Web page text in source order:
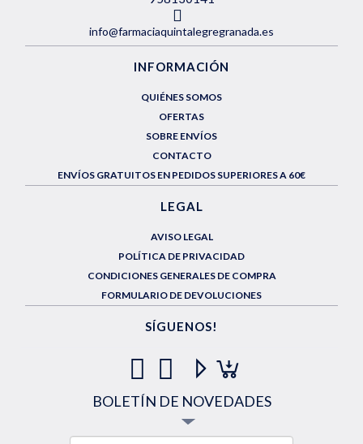
info@farmaciaquintalegregranada.es
INFORMACIÓN
QUIÉNES SOMOS
OFERTAS
SOBRE ENVÍOS
CONTACTO
ENVÍOS GRATUITOS EN PEDIDOS SUPERIORES A 60€
LEGAL
AVISO LEGAL
POLÍTICA DE PRIVACIDAD
CONDICIONES GENERALES DE COMPRA
FORMULARIO DE DEVOLUCIONES
SÍGUENOS!
BOLETÍN DE NOVEDADES